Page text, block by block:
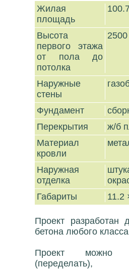
Жилая
площадь
Высота
первого этажа
от пола до
потолка
Наружные
стены
Фундамент
Перекрытия
ж/б
Материал
кровли
Наружная
отделка
Габариты
11.2
Проект разработан
бетона любого
Проект можно
(переделать),